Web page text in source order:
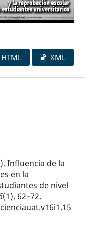
HTML XML
Influencia de la
en la
de nivel
(1), 62–72.